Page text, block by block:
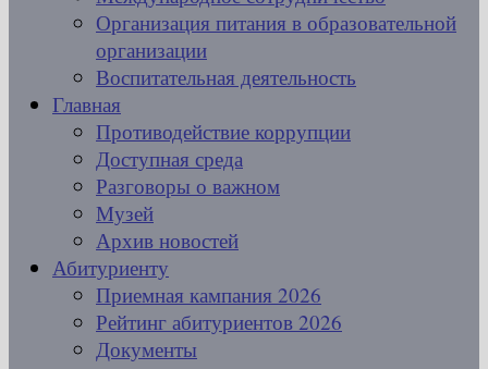
Организация питания в образовательной
организации
Воспитательная деятельность
Главная
Противодействие коррупции
Доступная среда
Разговоры о важном
Музей
Архив новостей
Абитуриенту
Приемная кампания 2026
Рейтинг абитуриентов 2026
Документы